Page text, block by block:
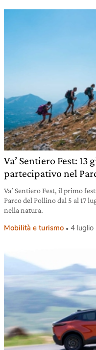
Va’ Sentiero Fest:
partecipativo nel
Va’ Sentiero Fest, il primo
Parco del Pollino dal 5 al 17
nella natura.
Mobilità e turismo 4